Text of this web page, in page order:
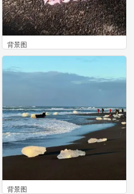
背景图
0
背景图